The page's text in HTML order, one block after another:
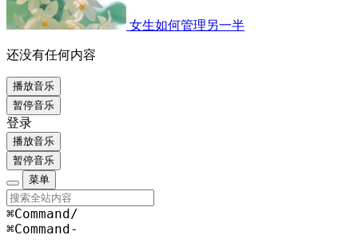
女生如何管理另一半
还没有任何内容
播放音乐
暂停音乐
登录
播放音乐
暂停音乐
菜单
⌘Command /
⌘Command -